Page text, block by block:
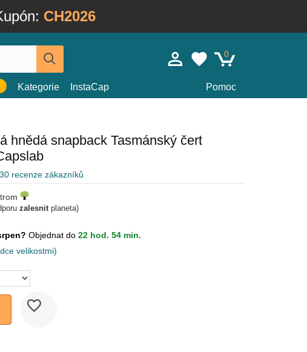
CH2026
0
Kategorie InstaCap Pomoc
hnědá snapback Tasmánský čert
recenze zákazníků
zalesnitplaneta)
Objednat do 22 hod. 54 min.
velikostmi)